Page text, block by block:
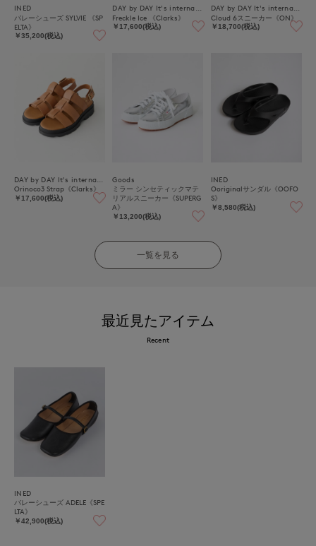
INED
バレーシューズ SYLVIE 《SP
ELTA》
￥35,200(税込)
Freckle Ice 《Clarks》
￥17,600(税込)
Cloud 6スニーカー《ON》
￥18,700(税込)
Orinoco3 Strap《Clarks》
￥17,600(税込)
Goods
ミラー シンセティックマテ
リアルスニーカー《SUPERG
A》
￥13,200(税込)
INED
Ooriginalサンダル《OOFO
S》
￥8,580(税込)
一覧を見る
最近見たアイテム
Recent
INED
バレーシューズ ADELE《SPE
LTA》
￥42,900(税込)